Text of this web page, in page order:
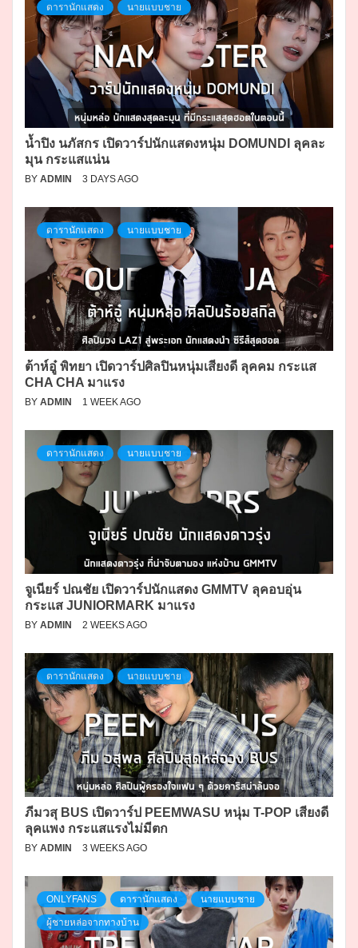
ดารานักแสดง นายแบบชาย
น้ำปิง นภัสกร เปิดวาร์ปนักแสดงหนุ่ม DOMUNDI ลุคละ
มุน กระแสแน่น
BY ADMIN 3 DAYS AGO
ดารานักแสดง นายแบบชาย
ต้าห์อู๋ พิทยา เปิดวาร์ปศิลปินหนุ่มเสียงดี ลุคคม กระแส
CHA CHA มาแรง
BY ADMIN 1 WEEK AGO
ดารานักแสดง นายแบบชาย
จูเนียร์ ปณชัย เปิดวาร์ปนักแสดง GMMTV ลุคอบอุ่น
กระแส JUNIORMARK มาแรง
BY ADMIN 2 WEEKS AGO
ดารานักแสดง นายแบบชาย
ภีมวสุ BUS เปิดวาร์ป PEEMWASU หนุ่ม T-POP เสียงดี
ลุคแพง กระแสแรงไม่มีตก
BY ADMIN 3 WEEKS AGO
ONLYFANS ดารานักแสดง นายแบบชาย
ผู้ชายหล่อจากทางบ้าน